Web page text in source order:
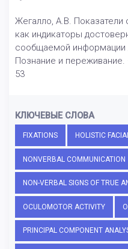
Жегалло, А.В. Показатели
как индикаторы
сообщаемой
Познание и
53
КЛЮЧЕВЫЕ СЛОВА
FIXATIONS HOLISTIC
NONVERBAL COMMUNICATION
NON-VERBAL SIGNS OF TRUE
OCULOMOTOR ACTIVITY
PRINCIPAL COMPONENT